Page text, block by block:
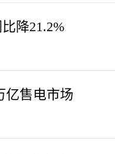
降21.2%
亿售电市场